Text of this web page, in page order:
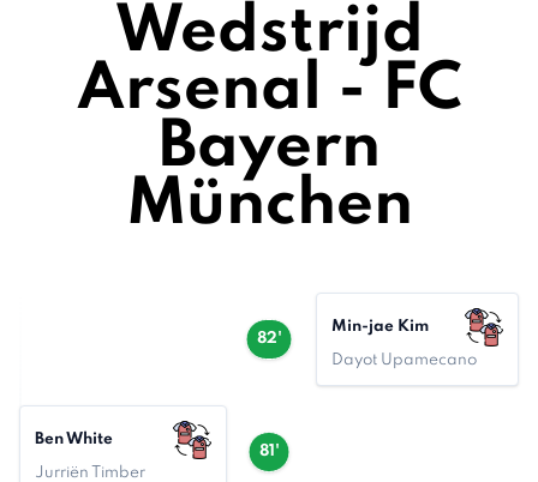
Wedstrijd
Arsenal - FC
Bayern
München
82'
Min-jae Kim
Dayot Upamecano
81'
Ben White
Jurriën Timber